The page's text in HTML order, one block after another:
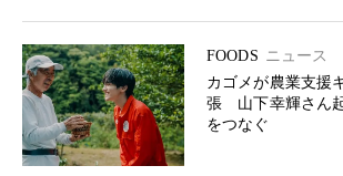
FOODS ニュース
カゴメが農業支援
張 山下幸輝さん
をつなぐ